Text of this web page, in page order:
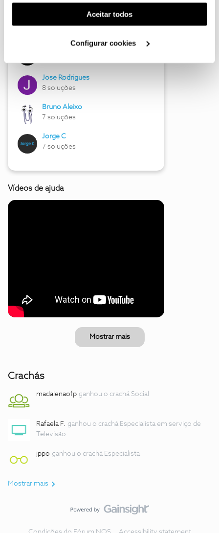
(cookies de publicidade personalizada). Pode gerir a
utilização dos cookies clicando em "Configurar
Aceitar todos
Configurar cookies
Hall of Fame de junho
Jose Rodrigues
8 soluções
Bruno Aleixo
7 soluções
Jorge C
7 soluções
Vídeos de ajuda
Mostrar mais
Crachás
madalenaofp ganhou o crachá Social
Rafaela F. ganhou o crachá Especialista em serviço de
Televisão
jppo ganhou o crachá Especialista
Mostrar mais